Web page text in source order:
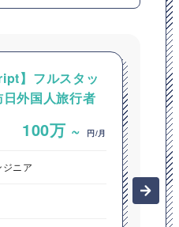
】フルスタッ
外国人旅行者
100万 ~ 円/月
ニア
【